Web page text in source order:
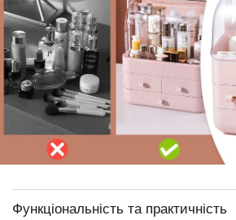
Функціональність та практичність